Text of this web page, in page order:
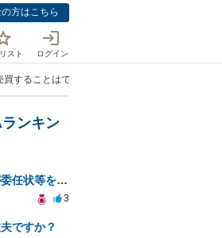
方はこちら
スト ログイン
することはできますか？」
ンキン
親に変わって交渉したいが委任状等を作って大丈夫ですか？
3
ですか？